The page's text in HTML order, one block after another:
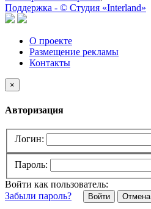
Поддержка - © Cтудия «Interland»
О проекте
Размещение рекламы
Контакты
×
Авторизация
Логин:
Пароль:
Войти как пользователь:
Забыли пароль?
Отмена